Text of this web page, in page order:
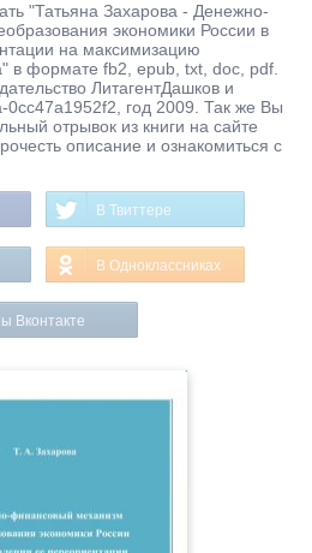
"Татьяна Захарова - Денежно-
экономики России в
на максимизацию
в формате fb2, epub, txt, doc, pdf.
ЛитагентДашков и
год 2009. Так же Вы
отрывок из книги на сайте
описание и ознакомиться с
В Твиттере
В Одноклассниках
Вконтакте